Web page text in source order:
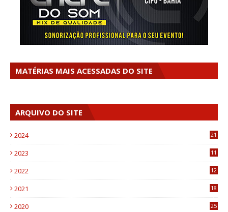
MATÉRIAS MAIS ACESSADAS DO SITE
ARQUIVO DO SITE
2024 21
2023
11
2022
12
2021
18
2020
25